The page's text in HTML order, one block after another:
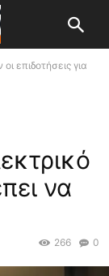
επιδοτήσεις για
να
0
266